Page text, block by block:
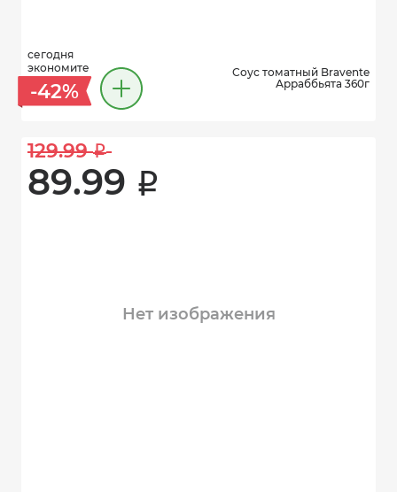
сегодня
экономите
-42%
Соус томатный Bravente
Арраббьята 360г
129.99 i
89.99 i
Нет изображения